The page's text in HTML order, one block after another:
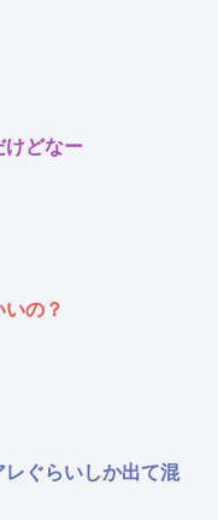
けどなー
の？
ぐらいしか出て混